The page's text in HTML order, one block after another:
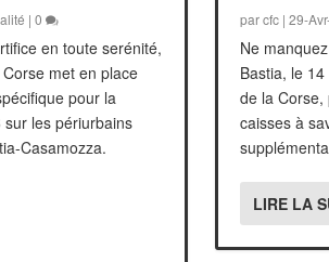
|0
en toute serénité,
met en place
pour la
les périurbains
Casamozza.
parcfc| 29-
Ne
Bastia, le
de la
caisses à
LIRE LA